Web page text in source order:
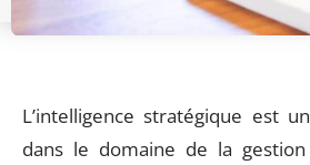
L’intelligence stratégique est
dans le domaine de la